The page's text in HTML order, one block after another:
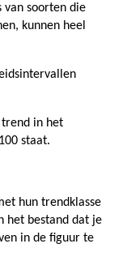
van soorten die
kunnen heel
in het
staat.
hun trendklasse
het bestand dat je
in de figuur te